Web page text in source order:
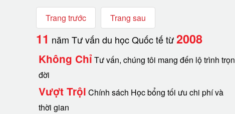
Trang trước Trang sau
11 năm Tư vấn du học Quốc tế từ2008
Không ChỉTư vấn, chúng tôi mang đến lộ trình trọn
đời
Vượt Trội Chính sách Học bổng tối ưu chi phí và
thời gian